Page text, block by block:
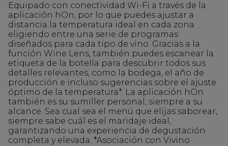
Equipado con conectividad Wi-Fi a través de la
aplicación hOn, por lo que puedes ajustar a
distancia la temperatura ideal en cada zona
eligiendo entre una serie de programas
diseñados para cada tipo de vino. Gracias a la
función Wine Lens, también puedes escanear la
etiqueta de la botella para descubrir todos sus
detalles relevantes, como la bodega, el año de
producción e incluso sugerencias sobre el ajuste
óptimo de la temperatura*. La aplicación hOn
también es su sumiller personal, siempre a su
alcance. Sea cual sea el menú que elijas saborear,
siempre sabe cuál es el maridaje ideal,
garantizando una experiencia de degustación
completa y elevada. *Asociación con Vivino